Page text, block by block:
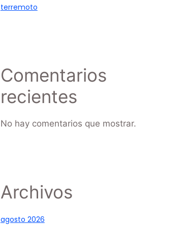
terremoto
Comentarios
recientes
No hay comentarios que mostrar.
Archivos
agosto 2026